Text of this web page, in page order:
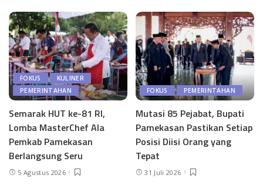
FOKUS
KULINER
PEMERINTAHAN
Semarak HUT ke-81 RI,
Lomba MasterChef Ala
Pemkab Pamekasan
Berlangsung Seru
5 Agustus 2026
FOKUS PEMERINTAHAN
Mutasi 85 Pejabat, Bupati
Pamekasan Pastikan Setiap
Posisi Diisi Orang yang
Tepat
31 Juli 2026